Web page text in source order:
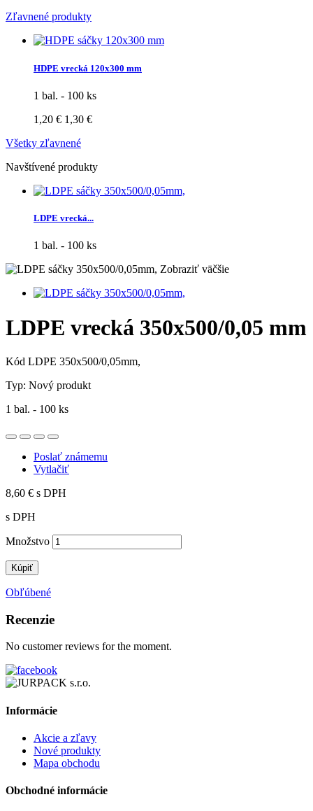
Zľavnené produkty
HDPE vrecká 120x300 mm
1 bal. - 100 ks
1,20 € 1,30 €
Všetky zľavnené
Navštívené produkty
LDPE vrecká...
1 bal. - 100 ks
Zobraziť väčšie
LDPE vrecká 350x500/0,05 mm
Kód LDPE 350x500/0,05mm,
Typ: Nový produkt
1 bal. - 100 ks
Poslať známemu
Vytlačiť
8,60 € s DPH
s DPH
Množstvo
Kúpiť
Obľúbené
Recenzie
No customer reviews for the moment.
Informácie
Akcie a zľavy
Nové produkty
Mapa obchodu
Obchodné informácie